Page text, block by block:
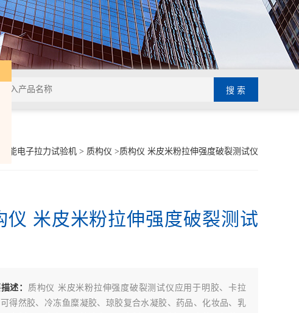
智能电子拉力试验机> 质构仪 >质构仪 米皮米粉拉伸强度破裂测试仪
仪 米皮米粉拉伸强度破裂测试
述： 质构仪 米皮米粉拉伸强度破裂测试仪应用于明胶、卡拉
得然胶、冷冻鱼糜凝胶、琼胶复合水凝胶、药品、化妆品、乳